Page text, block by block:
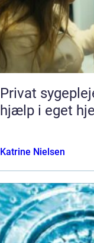
Privat sygepleje
hjælp i eget
Katrine Nielsen